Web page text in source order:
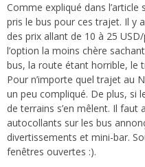
Comme expliqué dans
pris le bus pour ces trajet. Il y
des prix allant de 10 à 25
l’option la moins chère
bus, la route étant horrible, le
Pour n’importe quel trajet au
un peu compliqué. De plus, si
de terrains s’en mêlent. Il faut
autocollants sur les bus
divertissements et mini-bar.
fenêtres ouvertes :).